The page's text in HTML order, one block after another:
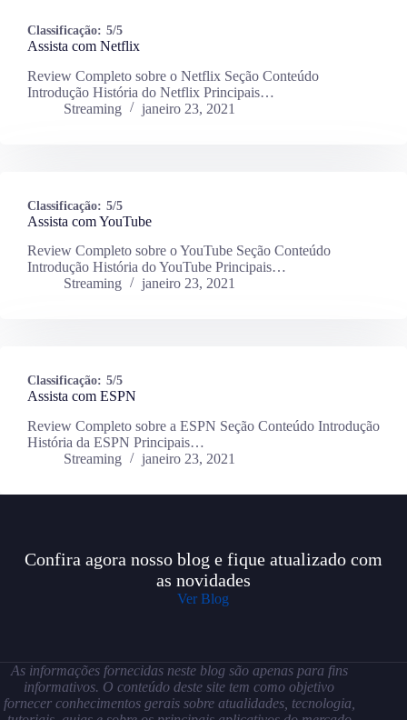
Classificação: 5/5
Assista com Netflix
Review Completo sobre o Netflix Seção Conteúdo
Introdução História do Netflix Principais…
Streaming
janeiro 23, 2021
Classificação: 5/5
Assista com YouTube
Review Completo sobre o YouTube Seção Conteúdo
Introdução História do YouTube Principais…
Streaming
janeiro 23, 2021
Classificação: 5/5
Assista com ESPN
Review Completo sobre a ESPN Seção Conteúdo Introdução
História da ESPN Principais…
Streaming
janeiro 23, 2021
Confira agora nosso blog e fique atualizado com
as novidades
Ver Blog
As informações fornecidas neste blog são apenas para fins
informativos. O conteúdo deste site tem como objetivo
fornecer conhecimentos gerais sobre atualidades, tecnologia,